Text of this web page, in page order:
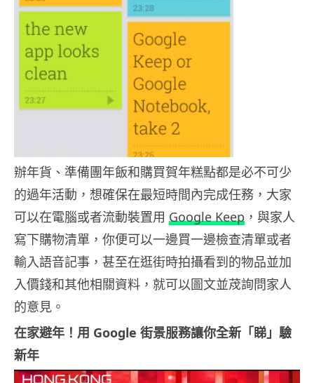
辦年貨、準備團年飯和購買賀年糕點都是必不可少
的過年活動，想確保在最短時間內完成任務，大家
可以在電腦或者流動裝置用 Google Keep ，與家人
寫下購物清單，你便可以一邊買一邊檢查清單或者
輸入語音記事，甚至在逛街時拍攝看到的物品並加
入價錢和其他相關資料，就可以圖文並荗詢問家人
的意見。
在家避年！用 Google 街景服務讓你全新「睇」驗
新年